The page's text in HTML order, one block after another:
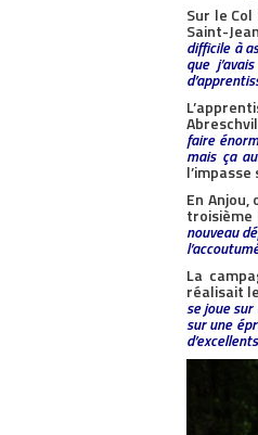
Sur le
Saint-
difficile à
que
faire
mais ça
En
troisième
nouveau
La
réalisait
se joue
sur une